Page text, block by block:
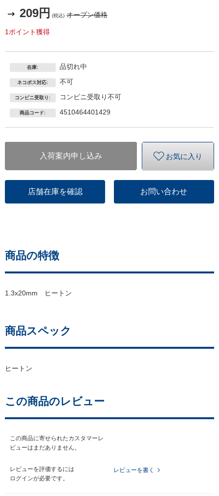
ートン
３ｘ２
ートン
209円 (税込) オープン価格
1ポイント獲得
在庫: 品切れ中
ネコポス対応: 不可
コンビニ受取り: コンビニ受取り不可
商品コード: 4510464401429
入荷案内申し込み お気に入り
店舗在庫を確認 お問い合わせ
商品の特徴
1.3x20mm ヒートン
商品スペック
ヒートン
この商品のレビュー
この商品に寄せられたカスタマーレ
ビューはまだありません。
レビューを評価するには
ログインが必要です。
レビューを書く